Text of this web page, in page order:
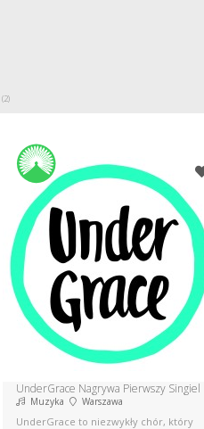
(2)
UnderGrace Nagrywa Pierwszy Singiel
Muzyka Warszawa
UnderGrace to niezwykły chór, który